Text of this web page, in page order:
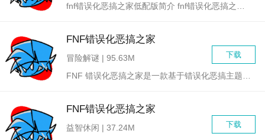
fnf错误化恶搞之家低配版简介 fnf错误化恶搞之家低...
FNF错误化恶搞之家
下载
冒险解谜 | 95.63M
FNF 错误化恶搞之家是一款基于错误化恶搞主题的冒险解谜游戏...
FNF错误化恶搞之家
下载
益智休闲 | 37.24M